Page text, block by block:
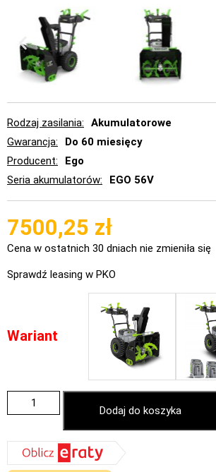
Rodzaj zasilania
Akumulatorowe
Gwarancja
Do 60 miesięcy
Producent
Ego
Seria akumulatorów
EGO 56V
7500,25 zł
Cena w ostatnich 30 dniach nie zmieniła się
Sprawdź leasing w PKO
Wariant
Dodaj do koszyka